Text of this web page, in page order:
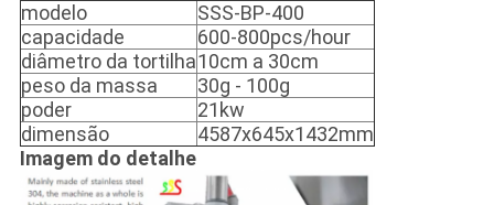
modelo
SSS-BP-400
capacidade
600-800pcs/hour
diâmetro da tortilha10cm a 30cm
peso da massa
30g - 100g
poder
21kw
dimensão
4587x645x1432mm
Imagem do detalhe